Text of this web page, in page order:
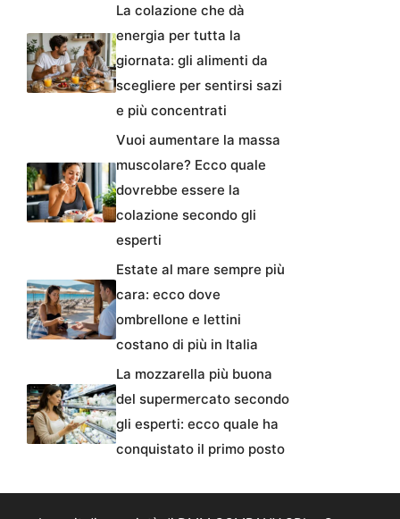
La colazione che dà
energia per tutta la
giornata: gli alimenti da
scegliere per sentirsi sazi
e più concentrati
Vuoi aumentare la massa
muscolare? Ecco quale
dovrebbe essere la
colazione secondo gli
esperti
Estate al mare sempre più
cara: ecco dove
ombrellone e lettini
costano di più in Italia
La mozzarella più buona
del supermercato secondo
gli esperti: ecco quale ha
conquistato il primo posto